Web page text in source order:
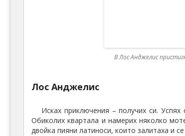
В Лос Анджелис
Лос Анджелис
Исках приключения – получих си. Успях
Обиколих квартала и намерих няколко
двойка пияни латиноси, които залитаха и